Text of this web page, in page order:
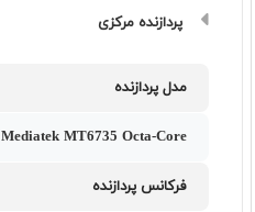
پردازنده مرکزی
مدل پردازنده
Mediatek MT6735 Octa-Core
فرکانس پردازنده